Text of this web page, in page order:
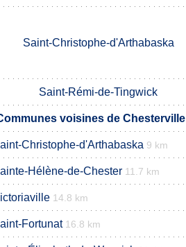
Saint-Christophe-d'Arthabaska
Saint-Rémi-de-Tingwick
voisines de Chesterville
Christophe-d'Arthabaska 9 km
Hélène-de-Chester 11.7 km
14.8 km
Fortunat 16.8 km